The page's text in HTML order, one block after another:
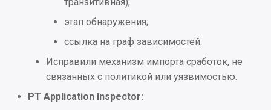
этап обнаружения;
ссылка на граф зависимостей.
Исправили механизм импорта сработок, не
связанных с политикой или уязвимостью.
PT Application Inspector: